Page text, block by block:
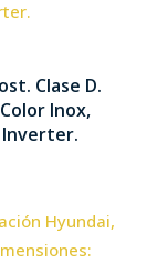
Clase D.
Inox,
1780 x